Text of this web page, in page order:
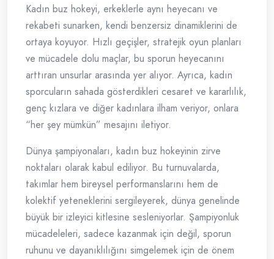
Kadın buz hokeyi, erkeklerle aynı heyecanı ve
rekabeti sunarken, kendi benzersiz dinamiklerini de
ortaya koyuyor. Hızlı geçişler, stratejik oyun planları
ve mücadele dolu maçlar, bu sporun heyecanını
arttıran unsurlar arasında yer alıyor. Ayrıca, kadın
sporcuların sahada gösterdikleri cesaret ve kararlılık,
genç kızlara ve diğer kadınlara ilham veriyor, onlara
“her şey mümkün” mesajını iletiyor.
Dünya şampiyonaları, kadın buz hokeyinin zirve
noktaları olarak kabul ediliyor. Bu turnuvalarda,
takımlar hem bireysel performanslarını hem de
kolektif yeteneklerini sergileyerek, dünya genelinde
büyük bir izleyici kitlesine sesleniyorlar. Şampiyonluk
mücadeleleri, sadece kazanmak için değil, sporun
ruhunu ve dayanıklılığını simgelemek için de önem